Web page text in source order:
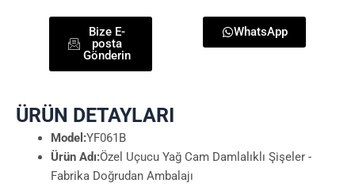
Bize E-
posta
Gönderin
WhatsApp
ÜRÜN DETAYLARI
Model:YF061B
Ürün Adı:Özel Uçucu Yağ Cam Damlalıklı Şişeler -
Fabrika Doğrudan Ambalajı